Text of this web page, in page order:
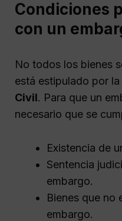
Condiciones
con un
No todos los bienes
está estipulado por la
Civil. Para que un
necesario que se
Existencia de
Sentencia
embargo.
Bienes que no
embargo.